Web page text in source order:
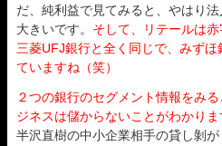
だ、純利益で見てみると、やはり
大きいです。 そして、リテールは赤
三菱UFJ銀行と全く同じで、みず
ていますね（笑）
２つの銀行のセグメント情報をみ
ジネスは儲からないことがわかりま
半沢直樹の中小企業相手の貸し剝